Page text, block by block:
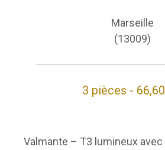
Marseille
(13009)
3 pièces -
Valmante – T3 lumineux